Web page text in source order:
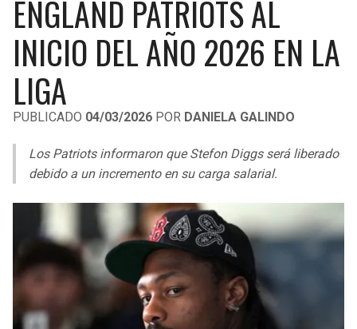
LIGA DE EXPANSIÓN MX
LEAGUES CUP
UEFA EUROPA LEAGUE
UEFA CONFERENCE LEAGUE
MLS
COPA LIBERTADORES
COPA SUDAMERICANA
ENGLAND PATRIOTS AL
INICIO DEL AÑO 2026 EN LA
LIGA
PUBLICADO 04/03/2026 POR DANIELA GALINDO
Los Patriots informaron que Stefon Diggs será liberado
debido a un incremento en su carga salarial.